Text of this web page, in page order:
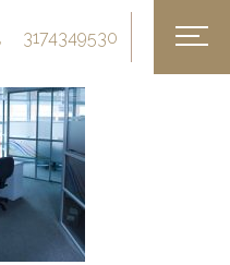
3174349530